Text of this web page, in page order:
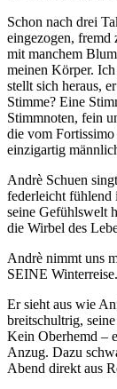
Schon nach drei
eingezogen, fremd
mit manchem
meinen Körper.
stellt sich heraus,
Stimme? Eine
Stimmnoten, fein
die vom
einzigartig
Andrè Schuen
federleicht fühlend
seine Gefühlswelt
die Wirbel des
Andrè nimmt uns
SEINE Winterreise.
Er sieht aus wie
breitschultrig,
Kein Oberhemd –
Anzug. Dazu
Abend direkt aus